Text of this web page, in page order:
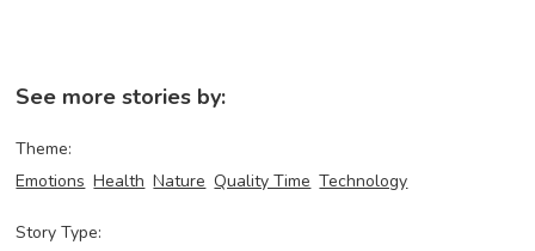
See more stories by:
Theme:
Emotions Health Nature Quality Time Technology
Story Type: